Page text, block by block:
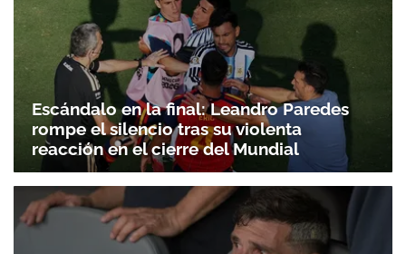
Escándalo en la final: Leandro Paredes
rompe el silencio tras su violenta
reacción en el cierre del Mundial